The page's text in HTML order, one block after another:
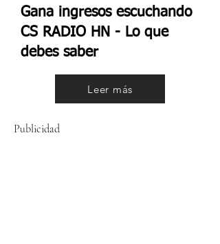
Gana ingresos escuchando
CS RADIO HN - Lo que
debes saber
Leer más
Publicidad